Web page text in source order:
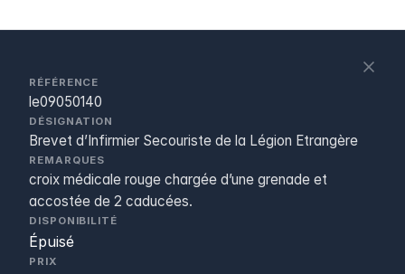
RÉFÉRENCE
le09050140
DÉSIGNATION
Brevet d’Infirmier Secouriste de la Légion Etrangère
REMARQUES
croix médicale rouge chargée d’une grenade et
accostée de 2 caducées.
DISPONIBILITÉ
Épuisé
PRIX